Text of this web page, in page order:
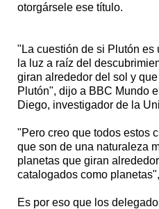
otorgársele ese título.
"La cuestión de si Plutón es
la luz a raíz del
giran alrededor del sol y
Plutón", dijo a BBC Mundo
Diego, investigador de la
"Pero creo que todos estos
que son de una naturaleza
planetas que giran
catalogados como
Es por eso que los